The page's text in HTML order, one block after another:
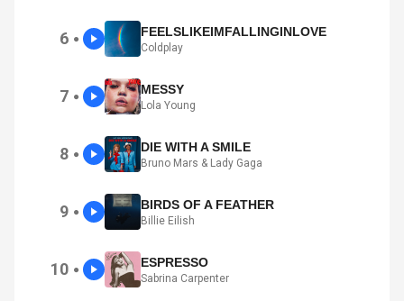
6 ● FEELSLIKEIMFALLINGINLOVE
Coldplay
7 ● MESSY
Lola Young
8 ● DIE WITH A SMILE
Bruno Mars & Lady Gaga
9 ● BIRDS OF A FEATHER
Billie Eilish
10 ● ESPRESSO
Sabrina Carpenter